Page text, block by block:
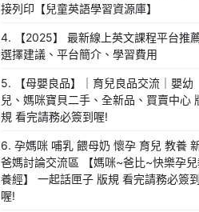
接列印【兒童英語學習資源庫】
4. 【2025】 最新線上英文課程平台推薦
選擇建議、平台簡介、學習費用
5. 【母嬰良品】｜育兒良品交流｜嬰幼
兒、媽咪寶貝二手、全新品、買賣中心
規 看完請務必簽到喔!
6. 孕媽咪 哺乳 餵母奶 懷孕 育兒 教養
爸媽討論交流區 【媽咪~爸比~快樂孕
養經】 一起話匣子 版規 看完請務必簽到
喔!